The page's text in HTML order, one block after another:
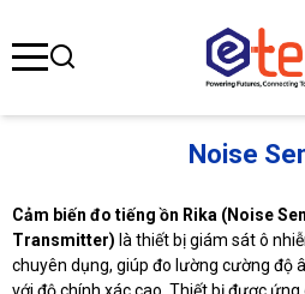
Noise
Cảm biến đo tiếng ồn Rika (Noise
Transmitter) là thiết bị giám sát ô
chuyên dụng, giúp đo lường cường độ
với độ chính xác cao. Thiết bị được